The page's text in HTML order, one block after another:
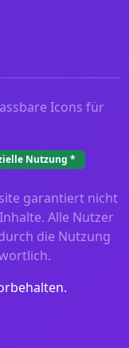
Icons für
Nutzung *
garantiert nicht
Alle Nutzer
die Nutzung